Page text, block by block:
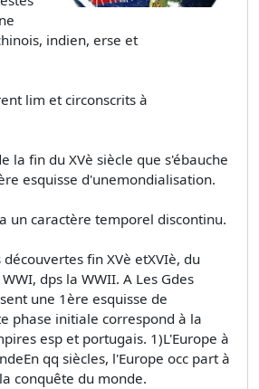
indien, erse et
lim et circonscrits à
la fin du XVè siècle que s'ébauche
esquisse d'unemondialisation.
un caractère temporel discontinu.
fin XVè etXVIè, du
dps la WWII. A Les Gdes
une 1ère esquisse de
phase initiale correspond à la
esp et portugais. 1)L'Europe à
qq siècles, l'Europe occ part à
conquête du monde.